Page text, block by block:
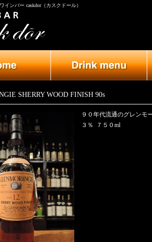
インバー caskdor（カスクドール）
SHERRY WOOD FINISH 90s
９０年代流通のグレンモ
３％ ７５０ml